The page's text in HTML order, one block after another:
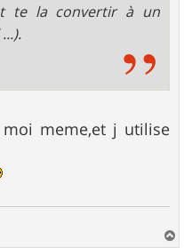
te la convertir à un
meme,et j utilise